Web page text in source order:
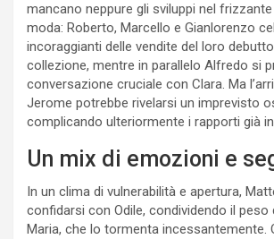
mancano neppure gli sviluppi nel
moda: Roberto, Marcello e Gianlorenzo
incoraggianti delle vendite del loro
collezione, mentre in parallelo Alfredo si
conversazione cruciale con Clara. Ma
Jerome potrebbe rivelarsi un imprevisto
complicando ulteriormente i rapporti già
Un mix di emozioni e
In un clima di vulnerabilità e apertura,
confidarsi con Odile, condividendo il peso
Maria, che lo tormenta incessantemente.